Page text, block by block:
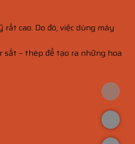
cao. Do đó, việc dùng máy
sắt – thép để tạo ra những hoa